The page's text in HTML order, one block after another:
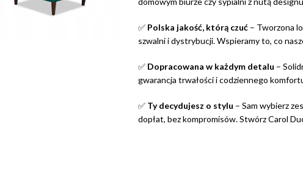
✅ Polska jakość, którą czuć – Tworzona
szwalni i dystrybucji. Wspieramy to, co
✅ Dopracowana w każdym detalu –
gwarancja trwałości i codziennego
✅ Ty decydujesz o stylu – Sam wybierz
dopłat, bez kompromisów. Stwórz Carol